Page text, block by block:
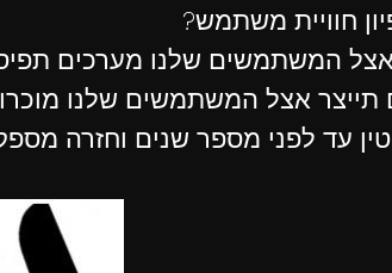
חוויית משתמש?
אצל המשתמשים שלנו מערכים
תייצר אצל המשתמשים שלנו